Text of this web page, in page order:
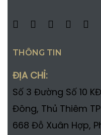
THÔNG TIN
ĐỊA CHỈ:
Số 3 Đường Số 10
Đông, Thủ Thiêm
668 Đỗ Xuân Hợp,